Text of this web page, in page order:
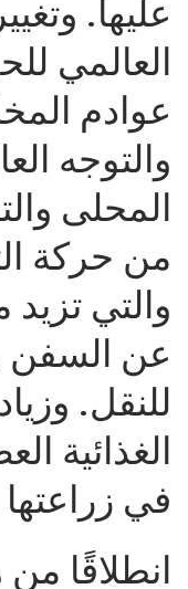
عليها.
العالمي
عوادم
والتوجه
المحلى
من حركة
والتي تزيد
عن السفن
للنقل.
الغذائية
في
انطلاقًا